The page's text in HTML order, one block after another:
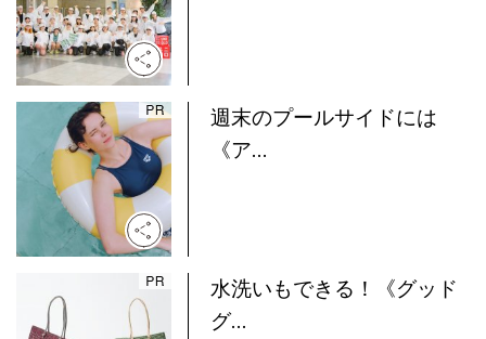
週末のプールサイドには
《ア...
水洗いもできる！《グッド
グ...